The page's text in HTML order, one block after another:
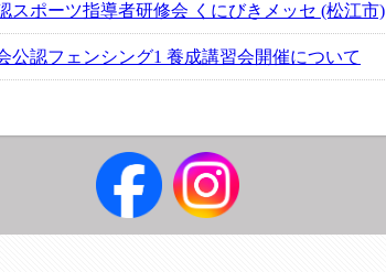
スポーツ指導者研修会 くにびきメッセ (松江市)
公認フェンシング1 養成講習会開催について